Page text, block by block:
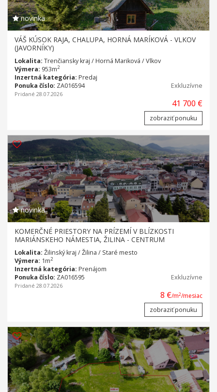
novinka
VÁŠ KÚSOK RAJA, CHALUPA, HORNÁ MARÍKOVÁ - VLKOV
(JAVORNÍKY)
Lokalita: Trenčiansky kraj / Horná Mariková / Vlkov
Výmera: 953m2
Inzertná kategória: Predaj
Ponuka číslo: ZA016594 Exkluzívne
Pridané 28.07.2026
41 700 €
zobraziť ponuku
novinka
KOMERČNÉ PRIESTORY NA PRÍZEMÍ V BLÍZKOSTI
MARIÁNSKEHO NÁMESTIA, ŽILINA - CENTRUM
Lokalita: Žilinský kraj / Žilina / Staré mesto
Výmera: 1m2
Inzertná kategória: Prenájom
Ponuka číslo: ZA016595 Exkluzívne
Pridané 28.07.2026
8 €/m2/mesiac
zobraziť ponuku